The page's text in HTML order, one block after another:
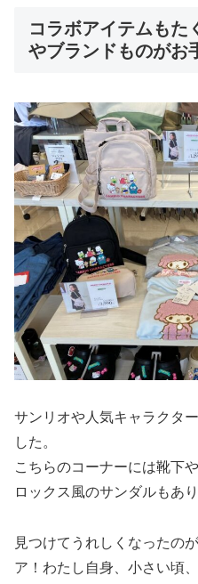
コラボアイテムもた
やブランドものがお
サンリオや人気キャラクタ
した。
こちらのコーナーには靴下
ロックス風のサンダルもあり
見つけてうれしくなったの
ア！わたし自身、小さい頃